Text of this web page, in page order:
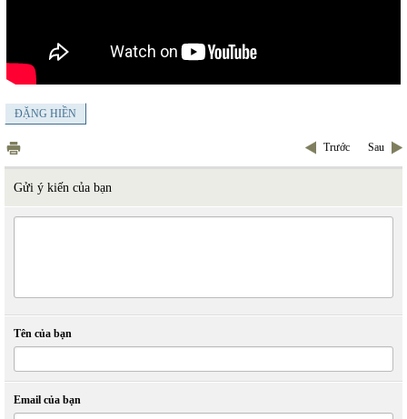
ĐẶNG HIỀN
Trước Sau
Gửi ý kiến của bạn
Tên của bạn
Email của bạn